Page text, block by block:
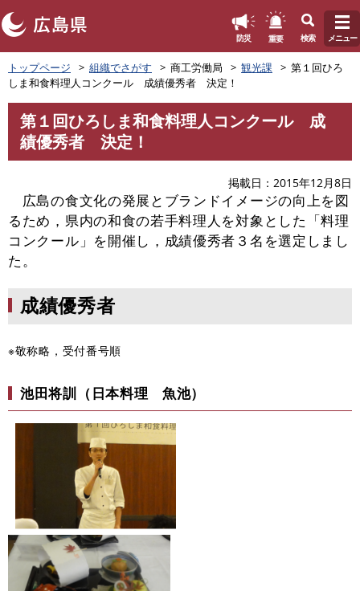
ペ
ー
ジ
の
で
防災 重要 検索 メニュー
トップページ 組織でさがす 商工労働局 観光課
第１回ひろ
しま和食料理人コンクール 成績優秀者 決定！
第１回ひろしま和食料理人コンクール 成
績優秀者 決定！
掲載日 2015年12月8日
広島の食文化の発展とブランドイメージの向上を図
るため，県内の和食の若手料理人を対象とした「料理
コンクール」を開催し，成績優秀者３名を選定しまし
た。
成績優秀者
※敬称略，受付番号順
池田将訓（日本料理 魚池）